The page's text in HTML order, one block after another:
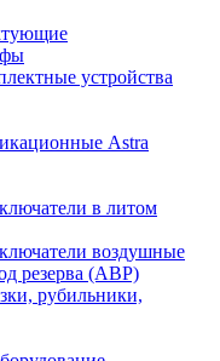
устройства
Astra
в литом
воздушные
резерва (АВР)
рубильники,